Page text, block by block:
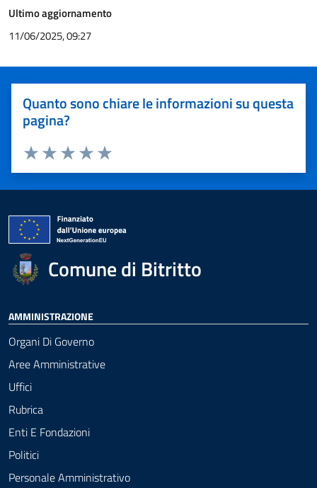
Ultimo aggiornamento
11/06/2025, 09:27
Quanto sono chiare le informazioni su questa
pagina?
Valuta 5 stelle su 5
Valuta 4 stelle su 5
Valuta 3 stelle su 5
Valuta 2 stelle su 5
Valuta 1 stelle su 5
Comune di Bitritto
AMMINISTRAZIONE
Organi Di Governo
Aree Amministrative
Uffici
Rubrica
Enti E Fondazioni
Politici
Personale Amministrativo